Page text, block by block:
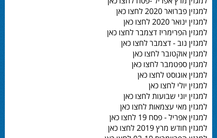
למגזין פברואר 2020 לחצו כאן
למגזין ינואר 2020 לחצו כאן
למגזין הפרימריז דצמבר לחצו כאן
למגזין נוב - דצמבר לחצו כאן
למגזין אוקטובר לחצו כאן
למגזין ספטמבר לחצו כאן
למגזין אוגוסט לחצו כאן
למגזין יולי לחצו כאן
למגזין יוני שבועות לחצו כאן
למגזין מאי עצמאות לחצו כאן
למגזין אפריל - פסח 19 לחצו כאן
למגזין חודש מרץ 2019 לחצו כאן